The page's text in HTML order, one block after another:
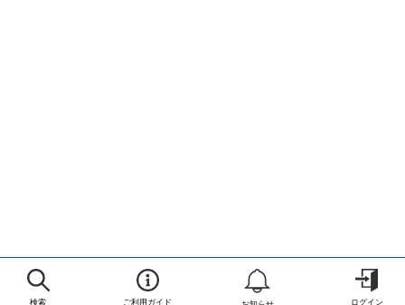
検索 ご利用ガイド ログイン